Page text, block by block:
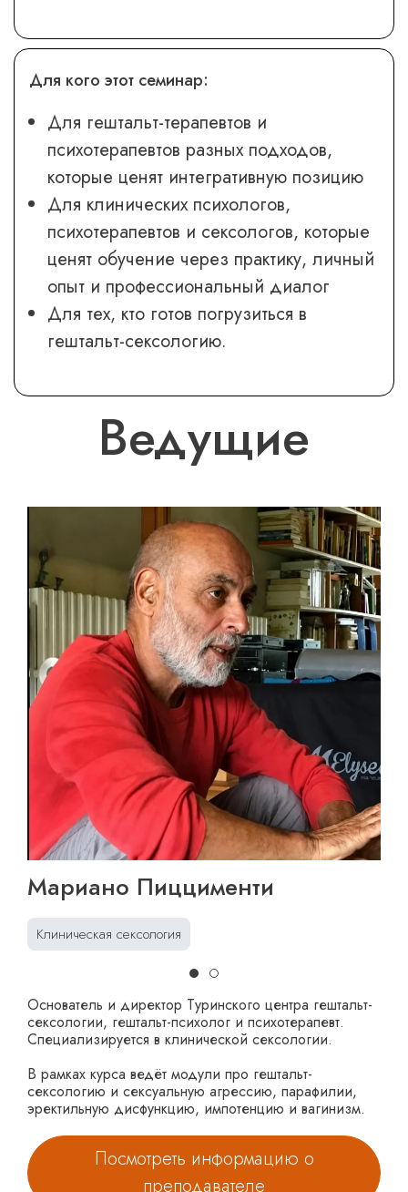
Для кого этот семинар:
Для гештальт-терапевтов и
психотерапевтов разных подходов,
которые ценят интегративную позицию
Для клинических психологов,
психотерапевтов и сексологов, которые
ценят обучение через практику, личный
опыт и профессиональный диалог
Для тех, кто готов погрузиться в
гештальт-сексологию.
Ведущие
Мариано Пиццименти
Клиническая сексология
Основатель и директор Туринского центра гештальт-
сексологии, гештальт-психолог и психотерапевт.
Специализируется в клинической сексологии.
В рамках курса ведёт модули про гештальт-
сексологию и сексуальную агрессию, парафилии,
эректильную дисфункцию, импотенцию и вагинизм.
Посмотреть информацию о
преподавателе